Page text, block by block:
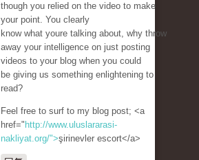
though you relied on the video to make
your point. You clearly
know what youre talking about, why throw
away your intelligence on just posting
videos to your blog when you could
be giving us something enlightening to
read?
Feel free to surf to my blog post; <a
href=" http://www.uluslararasi-
nakliyat.org/">şirinevler escort</a>